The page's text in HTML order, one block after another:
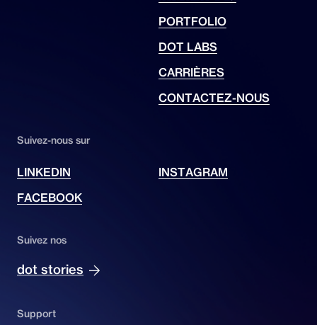
PORTFOLIO
DOT LABS
CARRIÈRES
CONTACTEZ-NOUS
Suivez-nous sur
LINKEDIN
INSTAGRAM
FACEBOOK
Suivez nos
dot stories
Support